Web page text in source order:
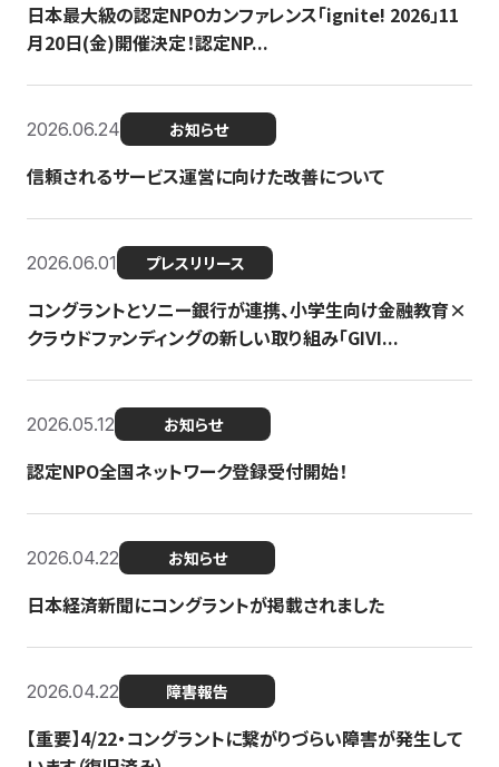
日本最大級の認定NPOカンファレンス「ignite! 2026」11
月20日(金)開催決定！認定NP...
2026.06.24 お知らせ
信頼されるサービス運営に向けた改善について
2026.06.01 プレスリリース
コングラントとソニー銀行が連携、小学生向け金融教育×
クラウドファンディングの新しい取り組み「GIVI...
2026.05.12 お知らせ
認定NPO全国ネットワーク登録受付開始！
2026.04.22 お知らせ
日本経済新聞にコングラントが掲載されました
2026.04.22 障害報告
【重要】4/22・コングラントに繋がりづらい障害が発生して